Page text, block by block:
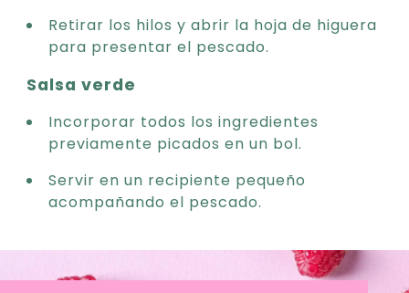
Retirar los hilos y abrir la hoja de higuera
para presentar el pescado.
Salsa verde
Incorporar todos los ingredientes
previamente picados en un bol.
Servir en un recipiente pequeño
acompañando el pescado.